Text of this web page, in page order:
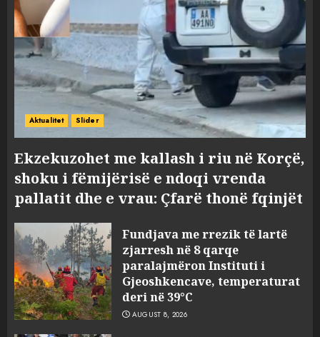
Aktualitet Slider
Ekzekuzohet me kallash i riu në Korçë,
shoku i fëmijërisë e ndoqi vrenda
pallatit dhe e vrau: Çfarë thonë fqinjët
Fundjava me rrezik të lartë
zjarresh në 8 qarqe
paralajmëron Instituti i
Gjeoshkencave, temperaturat
deri në 39°C
AUGUST 8, 2026